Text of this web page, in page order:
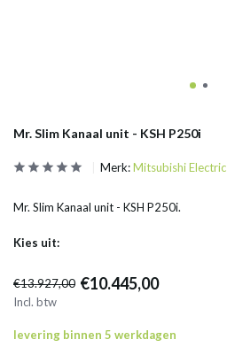
Mr. Slim Kanaal unit - KSH P250i
Merk:Mitsubishi Electric
Mr. Slim Kanaal unit - KSH P250i.
Kies uit:
€13.927,00 €10.445,00
Incl. btw
levering binnen 5 werkdagen